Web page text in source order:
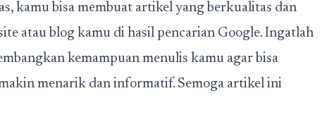
kamu bisa membuat artikel yang berkualitas dan
atau blog kamu di hasil pencarian Google. Ingatlah
kemampuan menulis kamu agar bisa
menarik dan informatif. Semoga artikel ini